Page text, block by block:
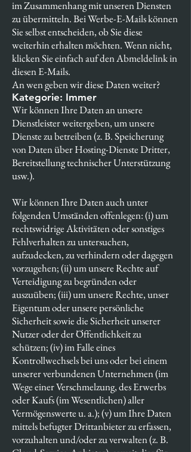
im Zusammenhang mit unseren Diensten
zu übermitteln. Bei Werbe-E-Mails können
Sie selbst entscheiden, ob Sie diese
weiterhin erhalten möchten. Wenn nicht,
klicken Sie einfach auf den Abmeldelink in
diesen E-Mails.
An wen geben wir diese Daten weiter?
Kategorie: Immer
Wir können Ihre Daten an unsere
Dienstleister weitergeben, um unsere
Dienste zu betreiben (z. B. Speicherung
von Daten über Hosting-Dienste Dritter,
Bereitstellung technischer Unterstützung
usw.).
Wir können Ihre Daten auch unter
folgenden Umständen offenlegen: (i) um
rechtswidrige Aktivitäten oder sonstiges
Fehlverhalten zu untersuchen,
aufzudecken, zu verhindern oder dagegen
vorzugehen; (ii) um unsere Rechte auf
Verteidigung zu begründen oder
auszuüben; (iii) um unsere Rechte, unser
Eigentum oder unsere persönliche
Sicherheit sowie die Sicherheit unserer
Nutzer oder der Öffentlichkeit zu
schützen; (iv) im Falle eines
Kontrollwechsels bei uns oder bei einem
unserer verbundenen Unternehmen (im
Wege einer Verschmelzung, des Erwerbs
oder Kaufs (im Wesentlichen) aller
Vermögenswerte u. a.); (v) um Ihre Daten
mittels befugter Drittanbieter zu erfassen,
vorzuhalten und/oder zu verwalten (z. B.